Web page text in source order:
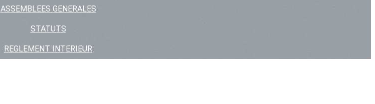
ASSEMBLEES GENERALES
STATUTS
REGLEMENT INTERIEUR